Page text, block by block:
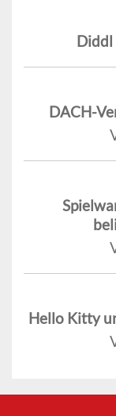
DACH-
Hello Kitty